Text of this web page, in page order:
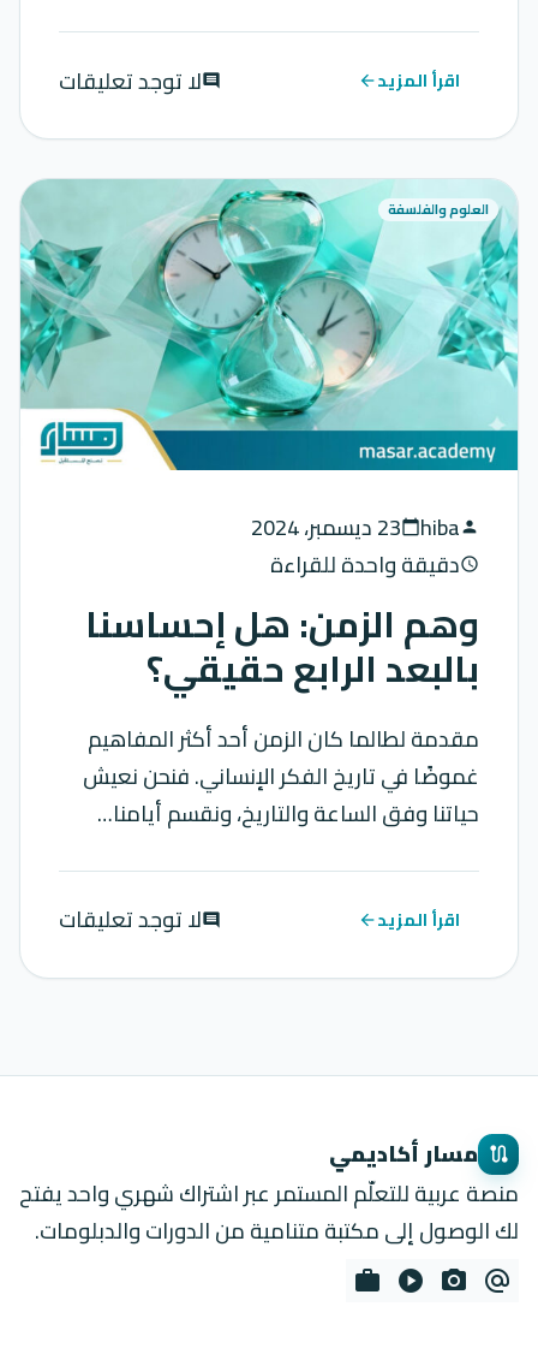
اقرأ المزيدarrow_back
commentلا توجد تعليقات
العلوم والفلسفة
person
hiba
calendar_today23 ديسمبر، 2024
scheduleدقيقة واحدة للقراءة
وهم الزمن: هل إحساسنا
بالبعد الرابع حقيقي؟
مقدمة لطالما كان الزمن أحد أكثر المفاهيم
غموضًا في تاريخ الفكر الإنساني. فنحن نعيش
حياتنا وفق الساعة والتاريخ، ونقسم أيامنا…
اقرأ المزيدarrow_back
commentلا توجد تعليقات
route مسار أكاديمي
منصة عربية للتعلّم المستمر عبر اشتراك شهري واحد يفتح
لك الوصول إلى مكتبة متنامية من الدورات والدبلومات.
alternate_email
photo_camera
play_circle
work